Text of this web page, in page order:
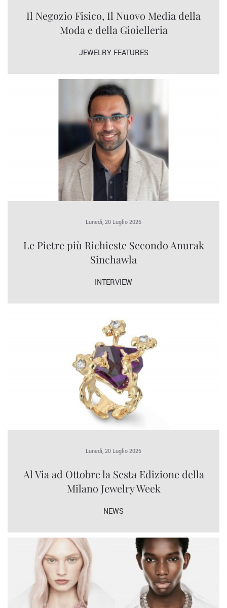
Il Negozio Fisico, Il Nuovo Media della
Moda e della Gioielleria
JEWELRY FEATURES
Lunedì, 20 Luglio 2026
Le Pietre più Richieste Secondo Anurak
Sinchawla
INTERVIEW
Lunedì, 20 Luglio 2026
Al Via ad Ottobre la Sesta Edizione della
Milano Jewelry Week
NEWS